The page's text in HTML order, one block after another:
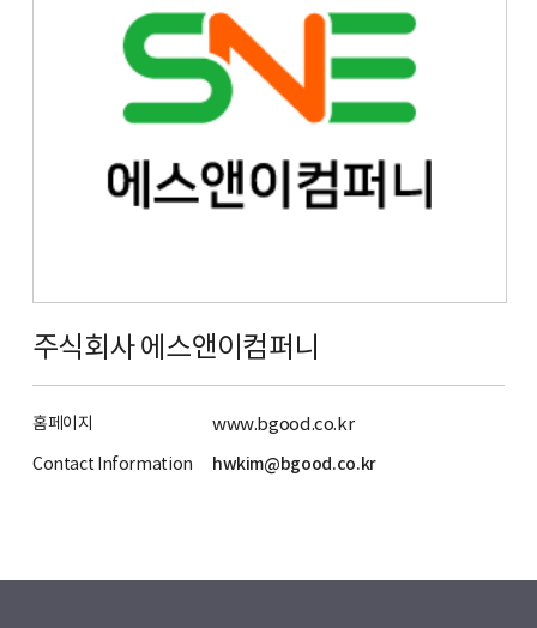
주식회사 에스앤이컴퍼니
홈페이지 www.bgood.co.kr
Contact Information hwkim@bgood.co.kr